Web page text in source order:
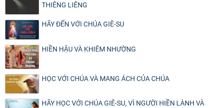
THIÊNG LIÊNG
HÃY ĐẾN VỚI CHÚA GIÊ-SU
HIỀN HẬU VÀ KHIÊM NHƯỜNG
HỌC VỚI CHÚA VÀ MANG ÁCH CỦA CHÚA
HÃY HỌC VỚI CHÚA GIÊ-SU, VÌ NGƯỜI HIỀN LÀNH VÀ